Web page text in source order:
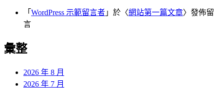
「 WordPress 示範留言者 」於〈網站第一篇文章〉發佈留
言
彙整
2026 年 8 月
2026 年 7 月